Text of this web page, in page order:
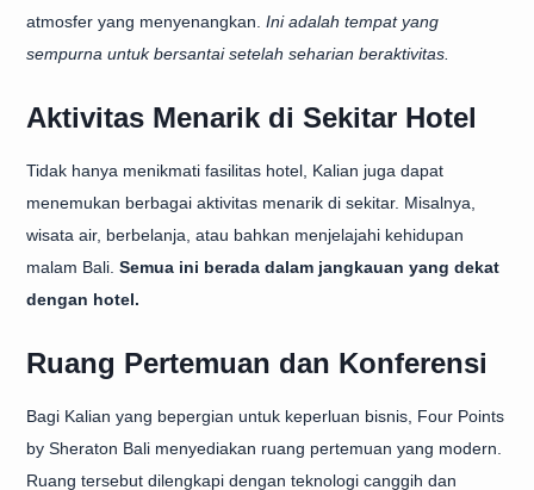
atmosfer yang menyenangkan. Ini adalah tempat yang
sempurna untuk bersantai setelah seharian beraktivitas.
Aktivitas Menarik di Sekitar Hotel
Tidak hanya menikmati fasilitas hotel, Kalian juga dapat
menemukan berbagai aktivitas menarik di sekitar. Misalnya,
wisata air, berbelanja, atau bahkan menjelajahi kehidupan
malam Bali. Semua ini berada dalam jangkauan yang dekat
dengan hotel.
Ruang Pertemuan dan Konferensi
Bagi Kalian yang bepergian untuk keperluan bisnis, Four Points
by Sheraton Bali menyediakan ruang pertemuan yang modern.
Ruang tersebut dilengkapi dengan teknologi canggih dan